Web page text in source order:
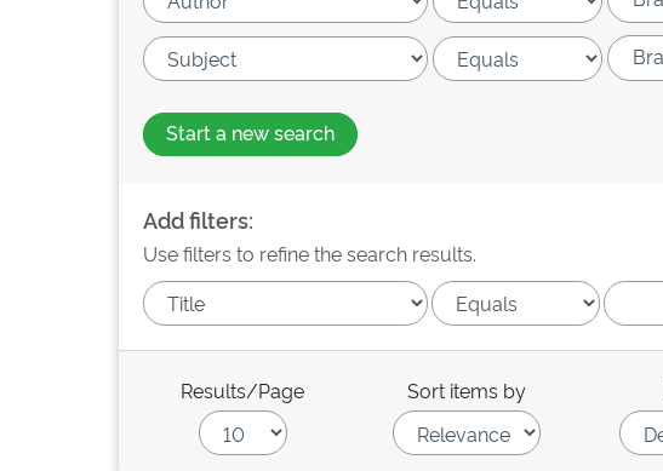
Start a new search
Add filters:
Use filters to refine the search results.
Results/Page Sort items by